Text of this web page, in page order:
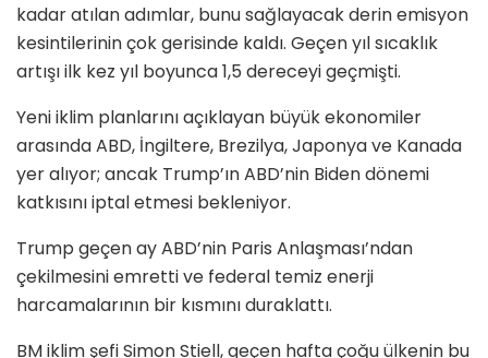
kadar atılan adımlar, bunu sağlayacak derin emisyon
kesintilerinin çok gerisinde kaldı. Geçen yıl sıcaklık
artışı ilk kez yıl boyunca 1,5 dereceyi geçmişti.
Yeni iklim planlarını açıklayan büyük ekonomiler
arasında ABD, İngiltere, Brezilya, Japonya ve Kanada
yer alıyor; ancak Trump’ın ABD’nin Biden dönemi
katkısını iptal etmesi bekleniyor.
Trump geçen ay ABD’nin Paris Anlaşması’ndan
çekilmesini emretti ve federal temiz enerji
harcamalarının bir kısmını duraklattı.
BM iklim şefi Simon Stiell, geçen hafta çoğu ülkenin bu